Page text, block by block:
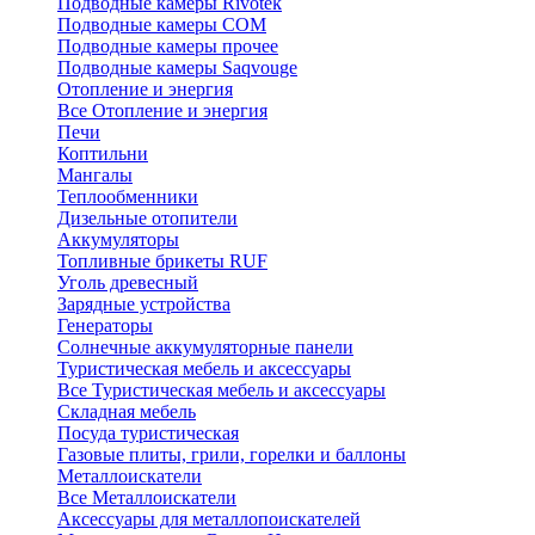
Подводные камеры СОМ
Подводные камеры прочее
Подводные камеры Saqvouge
Отопление и энергия
Все Отопление и энергия
Печи
Коптильни
Мангалы
Теплообменники
Дизельные отопители
Аккумуляторы
Топливные брикеты RUF
Уголь древесный
Зарядные устройства
Генераторы
Солнечные аккумуляторные панели
Туристическая мебель и аксессуары
Все Туристическая мебель и аксессуары
Складная мебель
Посуда туристическая
Газовые плиты, грили, горелки и баллоны
Металлоискатели
Все Металлоискатели
Аксессуары для металлопоискателей